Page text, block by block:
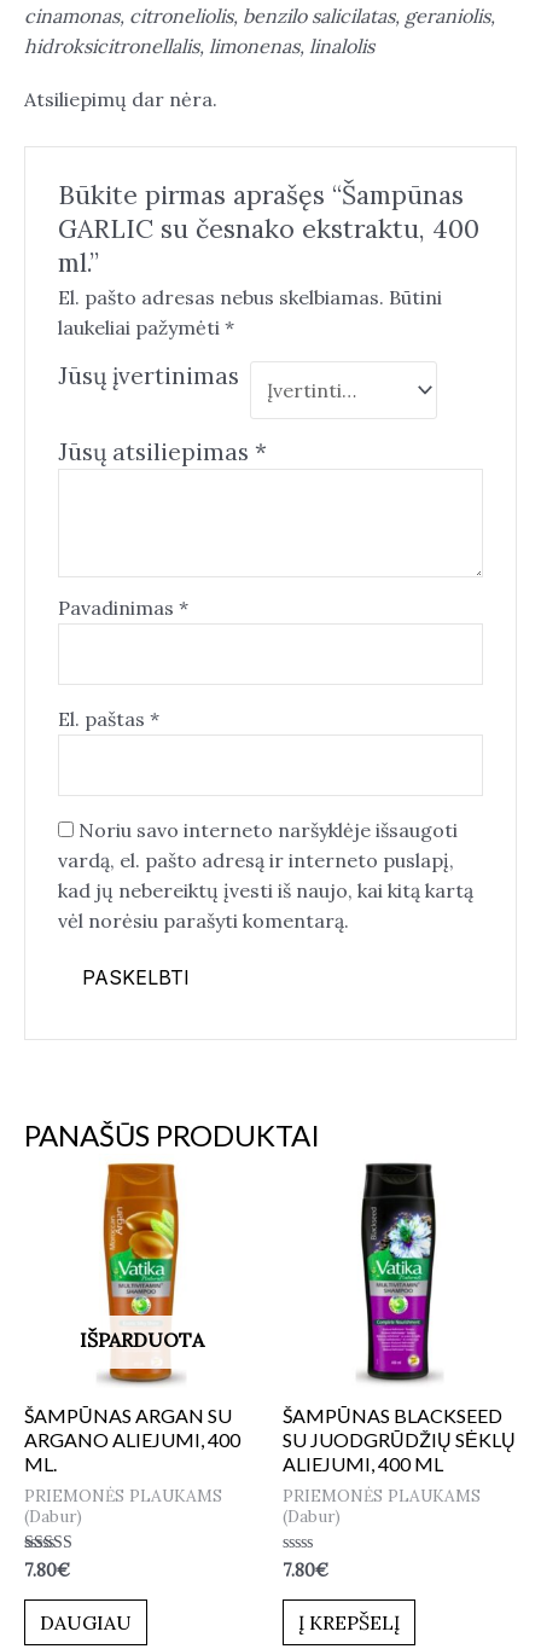
cinamonas, citroneliolis, benzilo salicilatas, geraniolis,
hidroksicitronellalis, limonenas, linalolis
Atsiliepimų dar nėra.
Būkite pirmas aprašęs “Šampūnas
GARLIC su česnako ekstraktu, 400
ml.”
El. pašto adresas nebus skelbiamas. Būtini
laukeliai pažymėti *
Jūsų įvertinimas
Jūsų atsiliepimas *
Pavadinimas *
El. paštas *
Noriu savo interneto naršyklėje išsaugoti
vardą, el. pašto adresą ir interneto puslapį,
kad jų nebereiktų įvesti iš naujo, kai kitą kartą
vėl norėsiu parašyti komentarą.
PANAŠŪS PRODUKTAI
IŠPARDUOTA
ŠAMPŪNAS ARGAN SU
ARGANO ALIEJUMI, 400
ML.
PRIEMONĖS PLAUKAMS
(Dabur)
Įvertinimas:
iš 5
7.80€
DAUGIAU
ŠAMPŪNAS BLACKSEED
SU JUODGRŪDŽIŲ SĖKLŲ
ALIEJUMI, 400 ML
PRIEMONĖS PLAUKAMS
(Dabur)
Įvertinimas:
iš
7.80€
Į KREPŠELĮ